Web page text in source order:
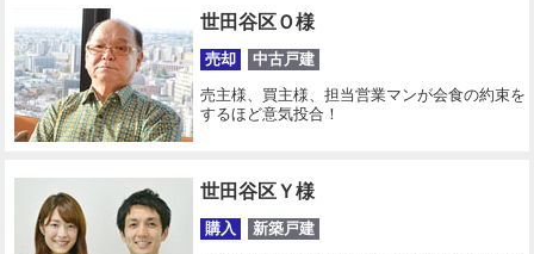
世田谷区Ｏ様
売却 中古戸建
売主様、買主様、担当営業マンが会食の約束を
するほど意気投合！
世田谷区Ｙ様
購入 新築戸建